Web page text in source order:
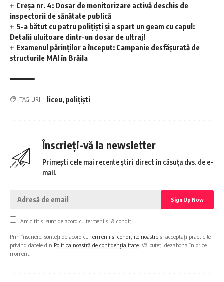
Creșa nr. 4: Dosar de monitorizare activă deschis de
inspectorii de sănătate publică
S-a bătut cu patru polițiști și a spart un geam cu capul:
Detalii uluitoare dintr-un dosar de ultraj!
Examenul părinților a început: Campanie desfășurată de
structurile MAI în Brăila
TAG-URI: liceu, polițiști
Înscrieți-vă la newsletter
Primești cele mai recente știri direct în căsuța dvs. de e-
mail.
Am citit și sunt de acord cu termeni și & condiți.
Prin înscriere, sunteți de acord cuTermenii și condițiile noastre și acceptați practicile
privind datele din Politica noastră de confidențialitate . Vă puteți dezabona în orice
moment.